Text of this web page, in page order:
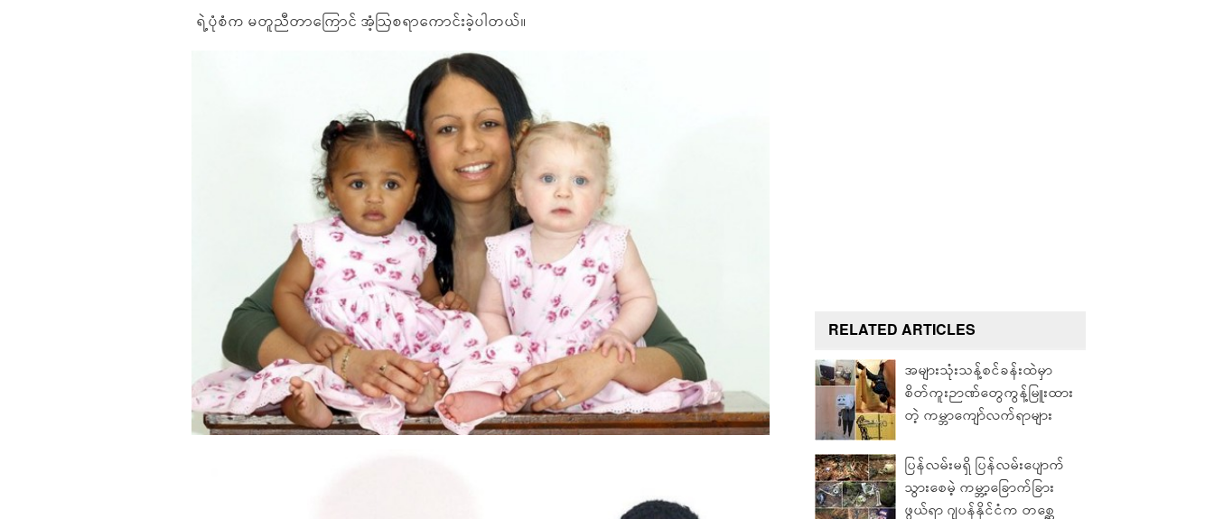
ရဲ့ပုံစံက မတူညီတာကြောင် အံ့ဩစရာကောင်းခဲ့ပါတယ်။
RELATED ARTICLES
အများသုံးသန့်စင်ခန်းထဲမှာ
စိတ်ကူးဉာဏ်တွေကွန့်မြူးထား
တဲ့ ကမ္ဘာကျော်လက်ရာများ
ပြန်လမ်းမရှိ ပြန်လမ်းပျောက်
သွားစေမဲ့ ကမ္ဘာ့ခြောက်ခြား
ဖွယ်ရာ ဂျပန်နိုင်ငံက တစ္ဆေ